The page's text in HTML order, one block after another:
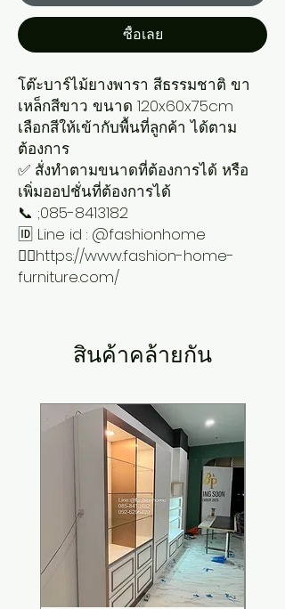
ซื้อเลย
โต๊ะบาร์ไม้ยางพารา สีธรรมชาติ ขา
เหล็กสีขาว ขนาด 120x60x75cm
เลือกสีให้เข้ากับพื้นที่ลูกค้า ได้ตาม
ต้องการ
✅ สั่งทำตามขนาดที่ต้องการได้ หรือ
เพิ่มออปชั่นที่ต้องการได้
📞 ;085-8413182
🆔 Line id : @fashionhome
👉🏻https://www.fashion-home-
furniture.com/
สินค้าคล้ายกัน